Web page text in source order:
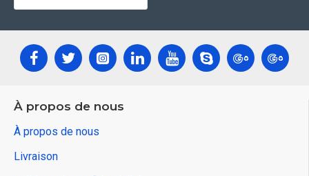
À propos de nous
À propos de nous
Livraison